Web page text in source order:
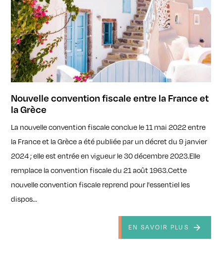
Nouvelle convention fiscale entre la France et
la Grèce
La nouvelle convention fiscale conclue le 11 mai 2022 entre
la France et la Grèce a été publiée par un décret du 9 janvier
2024 ; elle est entrée en vigueur le 30 décembre 2023.Elle
remplace la convention fiscale du 21 août 1963.Cette
nouvelle convention fiscale reprend pour l'essentiel les
dispos...
EN SAVOIR PLUS